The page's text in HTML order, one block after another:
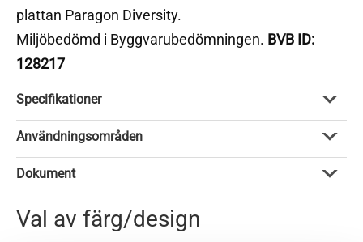
plattan Paragon Diversity.
Miljöbedömd i Byggvarubedömningen. BVB ID:
128217
Specifikationer
Användningsområden
Dokument
Val av färg/design